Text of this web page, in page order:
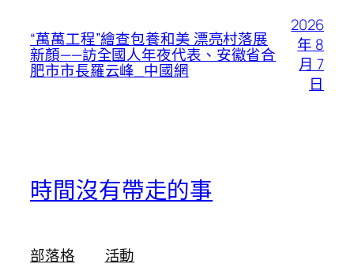
“萬萬工程”繪查包養和美 漂亮村落展
新顏——訪全國人年夜代表、安徽省合
肥市市長羅云峰_中國網
2026
年 8
月 7
日
時間沒有帶走的事
部落格 活動